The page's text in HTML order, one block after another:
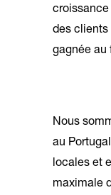
des clients
gagnée au
Nous
au
locales et
maximale